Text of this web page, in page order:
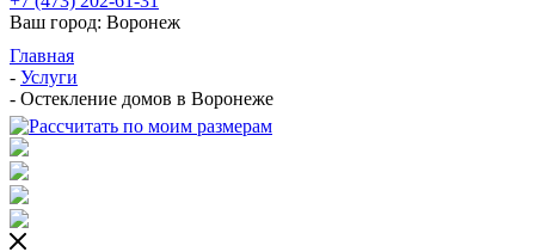
Ваш город: Воронеж
Главная
- Услуги
- Остекление домов в Воронеже